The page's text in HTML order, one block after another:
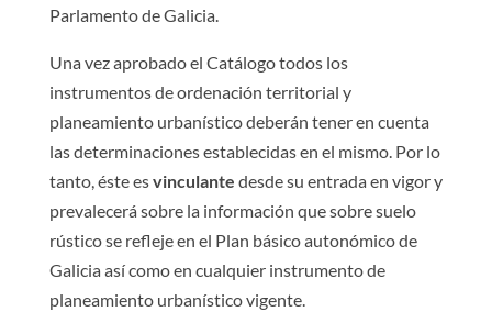
Parlamento de Galicia.
Una vez aprobado el Catálogo todos los
instrumentos de ordenación territorial y
planeamiento urbanístico deberán tener en cuenta
las determinaciones establecidas en el mismo. Por lo
tanto, éste esvinculante desde su entrada en vigor y
prevalecerá sobre la información que sobre suelo
rústico se refleje en el Plan básico autonómico de
Galicia así como en cualquier instrumento de
planeamiento urbanístico vigente.